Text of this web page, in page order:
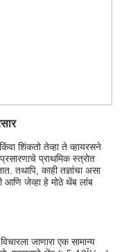
शिंकतो तेव्हा ते व्हायरसने
प्राथमिक स्त्रोत
तथापि, काही तज्ञांचा असा
जेव्हा हे मोठे थेंब लांब
जाणारा एक सामान्य